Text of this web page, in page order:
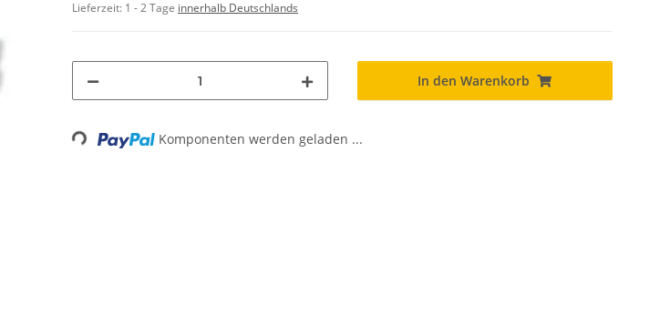
Lieferzeit: 1 - 2 Tage innerhalb Deutschlands
In den Warenkorb
Loading... Komponenten werden geladen ...